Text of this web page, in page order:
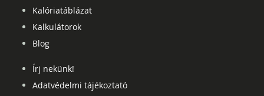
Kalóriatáblázat
Kalkulátorok
Blog
Írj nekünk!
Adatvédelmi tájékoztató